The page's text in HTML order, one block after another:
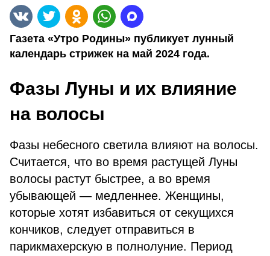
Газета «Утро Родины» публикует лунный
календарь стрижек на май 2024 года.
Фазы Луны и их влияние
на волосы
Фазы небесного светила влияют на волосы.
Считается, что во время растущей Луны
волосы растут быстрее, а во время
убывающей — медленнее. Женщины,
которые хотят избавиться от секущихся
кончиков, следует отправиться в
парикмахерскую в полнолуние. Период